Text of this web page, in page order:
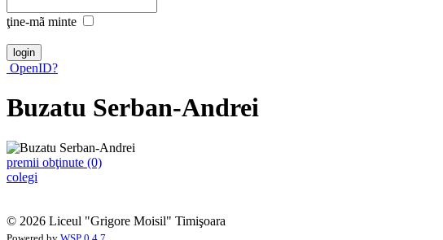
ţine-mã minte
OpenID?
Buzatu Serban-Andrei
premii obţinute (0)
colegi
© 2026 Liceul "Grigore Moisil" Timişoara